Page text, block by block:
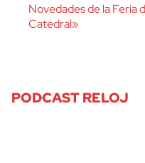
Novedades de la Feria
Catedral»
PODCAST RELOJ